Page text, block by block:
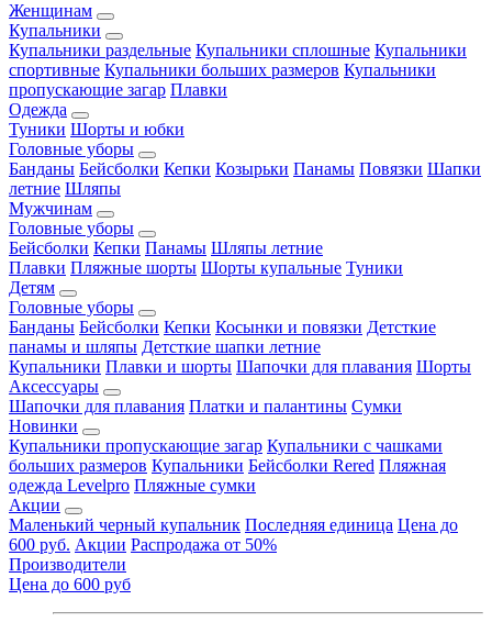
Женщинам
Купальники
Купальники раздельные Купальники сплошные Купальники
спортивные Купальники больших размеров Купальники
пропускающие загар Плавки
Одежда
Туники Шорты и юбки
Головные уборы
Банданы Бейсболки Кепки Козырьки Панамы Повязки Шапки
летние Шляпы
Мужчинам
Головные уборы
Бейсболки Кепки Панамы Шляпы летние
Плавки Пляжные шорты Шорты купальные Туники
Детям
Головные уборы
Банданы Бейсболки Кепки Косынки и повязки Детсткие
панамы и шляпы Детсткие шапки летние
Купальники Плавки и шорты Шапочки для плавания Шорты
Аксессуары
Шапочки для плавания Платки и палантины Сумки
Новинки
Купальники пропускающие загар Купальники с чашками
больших размеров Купальники Бейсболки Rered Пляжная
одежда Levelpro Пляжные сумки
Акции
Маленький черный купальник Последняя единица Цена до
600 руб. Акции Распродажа от 50%
Производители
Цена до 600 руб